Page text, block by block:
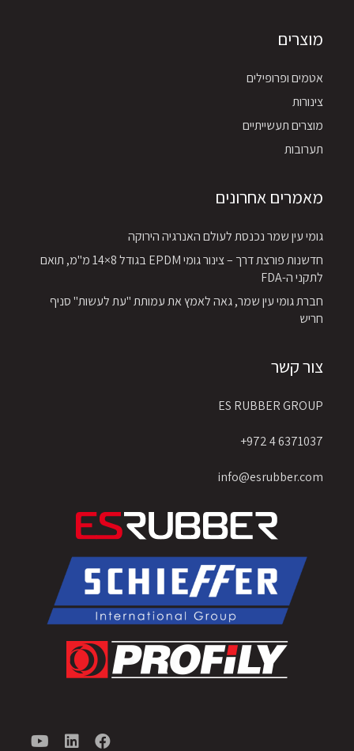
מוצרים
אטמים ופרופילים
צינורות
מוצרים תעשייתיים
תערובות
מאמרים אחרונים
גומי עין שמר נכנסת לעולם האנרגיה הירוקה
חדשנות פורצת דרך – צינור גומי EPDM בגודל 8×14 מ"מ, תואם
לתקני ה-FDA
חברת גומי עין שמר, גאה לאמץ את עמותת "עת לעשות" סניף
חריש
צור קשר
ES RUBBER GROUP
6371037 4 972+
info@esrubber.com